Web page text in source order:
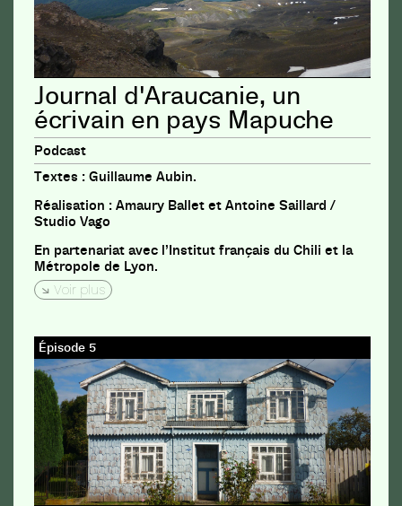
Journal d'Araucanie, un
écrivain en pays Mapuche
Podcast
Textes : Guillaume Aubin.
Réalisation : Amaury Ballet et Antoine Saillard /
Studio Vago
En partenariat avec l’Institut français du Chili et la
Métropole de Lyon.
Voir plus
Épisode 5